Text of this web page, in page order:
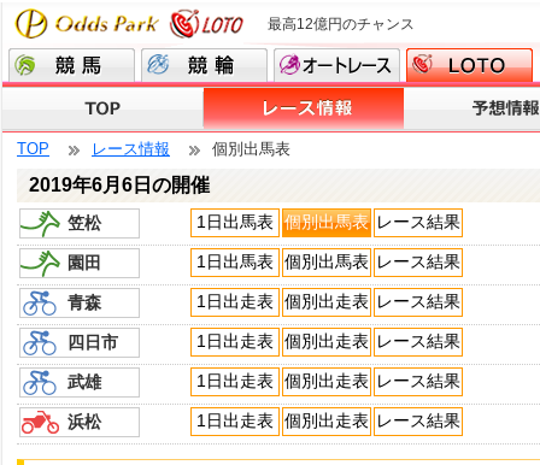
最高12億円のチャンス
TOP レース情報 個別出馬表
2019年6月6日の開催
笠松 1日出馬表 個別出馬表 レース結果
園田 1日出馬表 個別出馬表 レース結果
青森 1日出走表 個別出走表 レース結果
四日市 1日出走表 個別出走表 レース結果
武雄 1日出走表 個別出走表 レース結果
浜松 1日出走表 個別出走表 レース結果